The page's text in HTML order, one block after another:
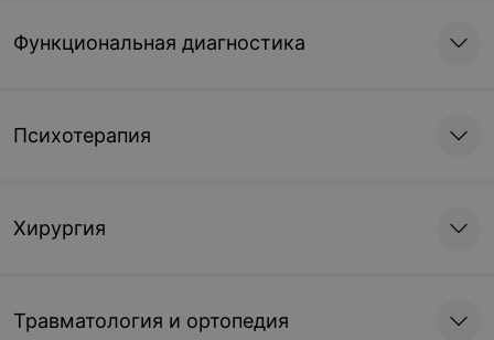
Функциональная диагностика
Психотерапия
Хирургия
Травматология и ортопедия